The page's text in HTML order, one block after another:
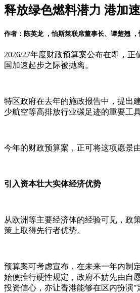
释放绿色燃料潜力 港加
作者：陈英龙 ，怡斯莱联席董事长、谭楚翘
2026/27年度财政预算案公布在即，
国加速起步之际被抛离。
特区政府在去年的施政报告中，提出
少航空等高排放行业碳足迹的重要工
今年的财政预算案，正可将这项愿景
引入资本壮大实体经济优势
从欧洲等主要经济体的经验可见，政
策上取得先行者优势。
预算案可考虑宣布，在未来一年内制
始便推行硬性规定，政府不妨先由自
投资信心，亦让香港能够在区内扮演"